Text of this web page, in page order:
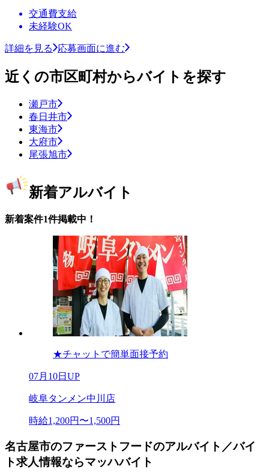
交通費支給
未経験OK
詳細を見る 応募画面に進む
近くの市区町村からバイトを探す
瀬戸市
春日井市
東海市
大府市
尾張旭市
新着アルバイト
新着案件1件掲載中！
★チャットで簡単面接予約
07月10日UP
岐阜タンメン中川店
時給1,200円〜1,500円
名古屋市のファーストフードのアルバイト／バイ
ト求人情報ならマッハバイト